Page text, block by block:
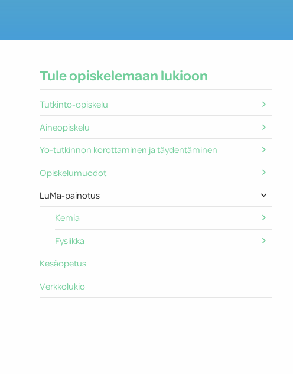
Tule opiskelemaan lukioon
Tutkinto-opiskelu
Aineopiskelu
Yo-tutkinnon korottaminen ja täydentäminen
Opiskelumuodot
LuMa-painotus
Kemia
Fysiikka
Kesäopetus
Verkkolukio